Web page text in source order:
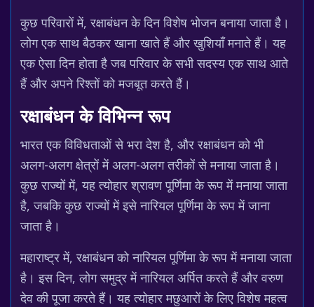
कुछ परिवारों में, रक्षाबंधन के दिन विशेष भोजन बनाया जाता है।
लोग एक साथ बैठकर खाना खाते हैं और खुशियाँ मनाते हैं। यह
एक ऐसा दिन होता है जब परिवार के सभी सदस्य एक साथ आते
हैं और अपने रिश्तों को मजबूत करते हैं।
रक्षाबंधन के विभिन्न रूप
भारत एक विविधताओं से भरा देश है, और रक्षाबंधन को भी
अलग-अलग क्षेत्रों में अलग-अलग तरीकों से मनाया जाता है।
कुछ राज्यों में, यह त्योहार श्रावण पूर्णिमा के रूप में मनाया जाता
है, जबकि कुछ राज्यों में इसे नारियल पूर्णिमा के रूप में जाना
जाता है।
महाराष्ट्र में, रक्षाबंधन को नारियल पूर्णिमा के रूप में मनाया जाता
है। इस दिन, लोग समुद्र में नारियल अर्पित करते हैं और वरुण
देव की पूजा करते हैं। यह त्योहार मछुआरों के लिए विशेष महत्व